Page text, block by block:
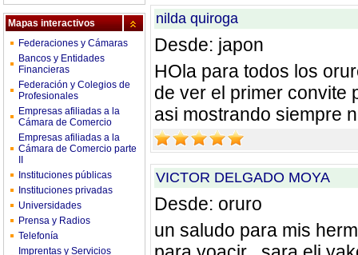
Mapas interactivos
Federaciones y Cámaras
Bancos y Entidades
Financieras
Federación y Colegios de
Profesionales
Empresas afiliadas a la
Cámara de Comercio
Empresas afiliadas a la
Cámara de Comercio parte
Instituciones públicas
Instituciones privadas
Universidades
Prensa y Radios
Telefonía
Imprentas y Servicios
nilda quiroga
Desde: japon
HOla para todos los
de ver el primer convite
asi mostrando siempre
VICTOR DELGADO MOYA
Desde: oruro
un saludo para mis